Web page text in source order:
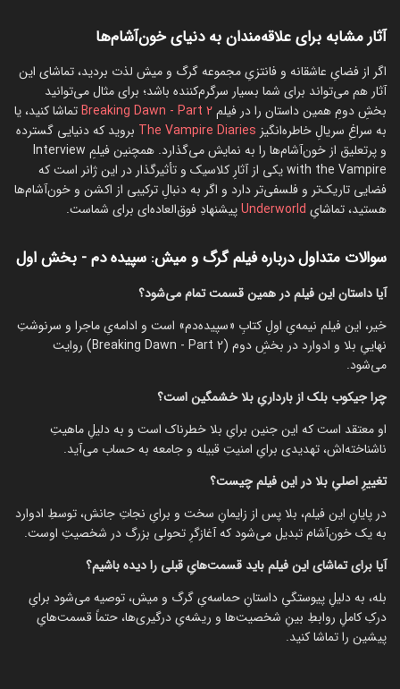
آثار مشابه برای علاقه‌مندان به دنیای خون‌آشام‌ها
اگر از فضایِ عاشقانه و فانتزیِ مجموعه گرگ و میش لذت بردید، تماشای این
آثار هم می‌تواند برای شما بسیار سرگرم‌کننده باشد؛ برای مثال می‌توانید
بخشِ دومِ همین داستان را در فیلمBreaking Dawn - Part 2تماشا کنید، یا
به سراغِ سریالِ خاطره‌انگیز The Vampire Diaries بروید که دنیایی گسترده
و پرتعلیق از خون‌آشام‌ها را به نمایش می‌گذارد. همچنین فیلمِ Interview
with the Vampire یکی از آثارِ کلاسیک و تأثیرگذار در این ژانر است که
فضایی تاریک‌تر و فلسفی‌تر دارد و اگر به دنبالِ ترکیبی از اکشن و خون‌آشام‌ها
هستید، تماشایِ Underworldپیشنهادِ فوق‌العاده‌ای برای شماست.
سوالات متداول درباره فیلم گرگ و میش: سپیده دم - بخش اول
آیا داستان این فیلم در همین قسمت تمام می‌شود؟
خیر، این فیلم نیمه‌یِ اولِ کتابِ «سپیده‌دم» است و ادامه‌یِ ماجرا و سرنوشتِ
نهاییِ بلا و ادوارد در بخشِ دوم (Breaking Dawn - Part 2) روایت
می‌شود.
چرا جیکوب بلک از بارداریِ بلا خشمگین است؟
او معتقد است که این جنین برایِ بلا خطرناک است و به دلیلِ ماهیتِ
ناشناخته‌اش، تهدیدی برایِ امنیتِ قبیله و جامعه به حساب می‌آید.
تغییرِ اصلیِ بلا در این فیلم چیست؟
در پایانِ این فیلم، بلا پس از زایمانِ سخت و برایِ نجاتِ جانش، توسطِ ادوارد
به یک خون‌آشام تبدیل می‌شود که آغازگرِ تحولی بزرگ در شخصیتِ اوست.
آیا برای تماشای این فیلم باید قسمت‌هایِ قبلی را دیده باشیم؟
بله، به دلیلِ پیوستگیِ داستانِ حماسه‌یِ گرگ و میش، توصیه می‌شود برایِ
درکِ کاملِ روابطِ بینِ شخصیت‌ها و ریشه‌یِ درگیری‌ها، حتماً قسمت‌هایِ
پیشین را تماشا کنید.